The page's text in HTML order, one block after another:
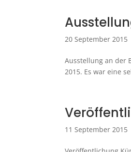
20 September 2015
Ausstellung an der
2015. Es war eine
11 September 2015